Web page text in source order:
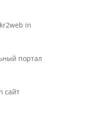
in
портал
сайт